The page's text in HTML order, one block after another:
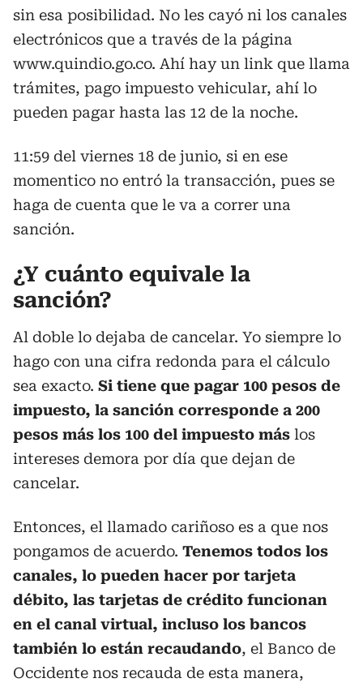
sin esa posibilidad. No les cayó ni los canales
electrónicos que a través de la página
www.quindio.go.co. Ahí hay un link que llama
trámites, pago impuesto vehicular, ahí lo
pueden pagar hasta las 12 de la noche.
11:59 del viernes 18 de junio, si en ese
momentico no entró la transacción, pues se
haga de cuenta que le va a correr una
sanción.
¿Y cuánto equivale la
sanción?
Al doble lo dejaba de cancelar. Yo siempre lo
hago con una cifra redonda para el cálculo
sea exacto. Si tiene que pagar 100 pesos de
impuesto, la sanción corresponde a 200
pesos más los 100 del impuesto más los
intereses demora por día que dejan de
cancelar.
Entonces, el llamado cariñoso es a que nos
pongamos de acuerdo. Tenemos todos los
canales, lo pueden hacer por tarjeta
débito, las tarjetas de crédito funcionan
en el canal virtual, incluso los bancos
también lo están recaudando, el Banco de
Occidente nos recauda de esta manera,